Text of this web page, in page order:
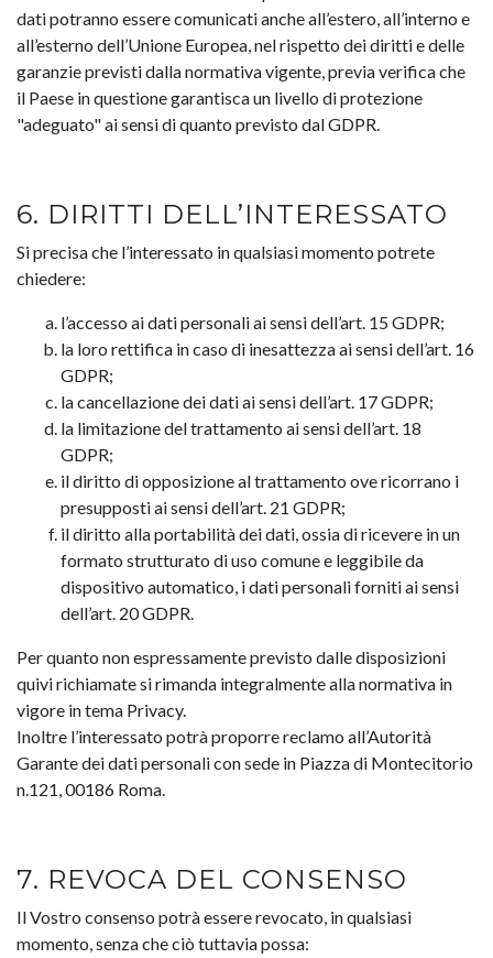
dati potranno essere comunicati anche all’estero, all’interno e
all’esterno dell’Unione Europea, nel rispetto dei diritti e delle
garanzie previsti dalla normativa vigente, previa verifica che
il Paese in questione garantisca un livello di protezione
"adeguato" ai sensi di quanto previsto dal GDPR.
6. DIRITTI DELL’INTERESSATO
Si precisa che l’interessato in qualsiasi momento potrete
chiedere:
l’accesso ai dati personali ai sensi dell’art. 15 GDPR;
la loro rettifica in caso di inesattezza ai sensi dell’art. 16
GDPR;
la cancellazione dei dati ai sensi dell’art. 17 GDPR;
la limitazione del trattamento ai sensi dell’art. 18
GDPR;
il diritto di opposizione al trattamento ove ricorrano i
presupposti ai sensi dell’art. 21 GDPR;
il diritto alla portabilità dei dati, ossia di ricevere in un
formato strutturato di uso comune e leggibile da
dispositivo automatico, i dati personali forniti ai sensi
dell’art. 20 GDPR.
Per quanto non espressamente previsto dalle disposizioni
quivi richiamate si rimanda integralmente alla normativa in
vigore in tema Privacy.
Inoltre l’interessato potrà proporre reclamo all’Autorità
Garante dei dati personali con sede in Piazza di Montecitorio
n.121, 00186 Roma.
7. REVOCA DEL CONSENSO
Il Vostro consenso potrà essere revocato, in qualsiasi
momento, senza che ciò tuttavia possa: